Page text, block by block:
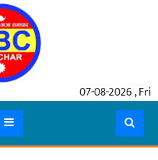
07-08-2026 , Fri